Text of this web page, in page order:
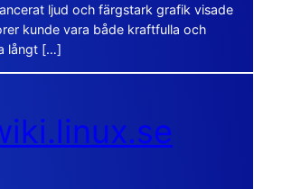
ljud och färgstark grafik visade
kunde vara både kraftfulla och
långt […]